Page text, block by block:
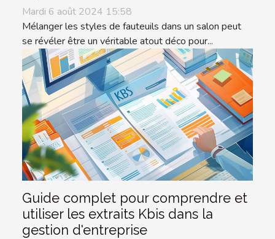
Mardi 6 août 2024 15:58
Mélanger les styles de fauteuils dans un salon peut
se révéler être un véritable atout déco pour...
Guide complet pour comprendre et
utiliser les extraits Kbis dans la
gestion d'entreprise